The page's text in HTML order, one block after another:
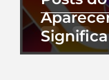
Perfil